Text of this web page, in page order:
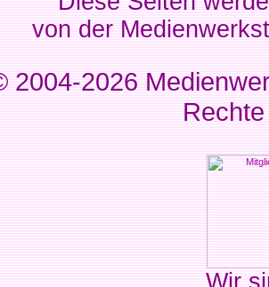
von der
2004-2026
Wir